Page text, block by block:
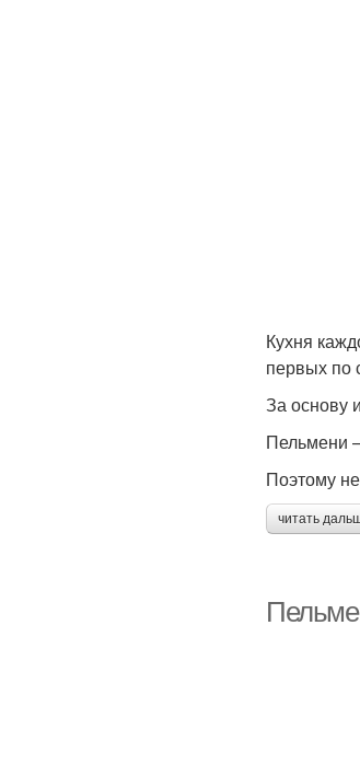
Кухня
первых по
За основу
Пельмени
Поэтому
читать